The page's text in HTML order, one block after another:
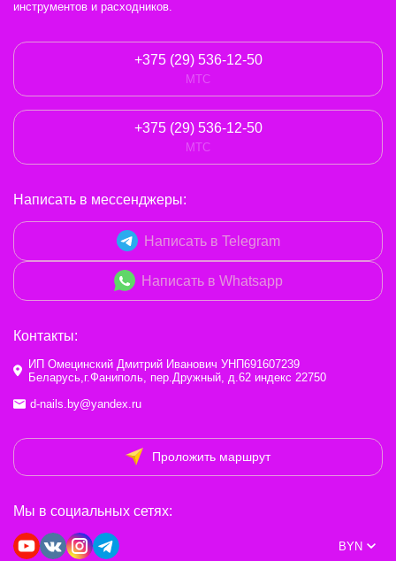
инструментов и расходников.
+375 (29) 536-12-50
МТС
+375 (29) 536-12-50
МТС
Написать в мессенджеры:
Написать в Telegram
Написать в Whatsapp
Контакты:
ИП Омецинский Дмитрий Иванович УНП691607239
Беларусь,г.Фаниполь, пер.Дружный, д.62 индекс 22750
d-nails.by@yandex.ru
Проложить маршрут
Мы в социальных сетях:
BYN